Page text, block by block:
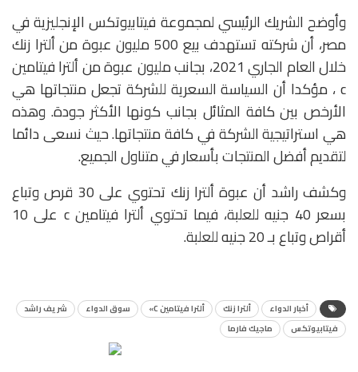
وأوضح الشريك الرئيسي لمجموعة فيتابيوتكس الإنجليزية في
مصر، أن شركته تستهدف بيع 500 مليون عبوة من ألترا زنك
خلال العام الجاري 2021، بجانب مليون عبوة من ألترا فيتامين
c ، مؤكدا أن السياسة السعرية للشركة تجعل منتجاتها هي
الأرخص بين كافة المثائل بجانب كونها الأكثر جودة. وهذه
هي استراتيجية الشركة في كافة منتجاتها. حيث نسعى دائما
لتقديم أفضل المنتجات بأسعار في متناول الجميع.
وكشف راشد أن عبوة ألترا زنك تحتوي على 30 قرص وتباع
بسعر 40 جنيه للعلبة، فيما تحتوي ألترا فيتامين c على 10
أقراص وتباع بـ 20 جنيه للعلبة.
أخبار الدواء ألترا زنك ألترا فيتامين C» سوق الدواء
شريف راشد
فيتابيوتكس
ماجيك فارما